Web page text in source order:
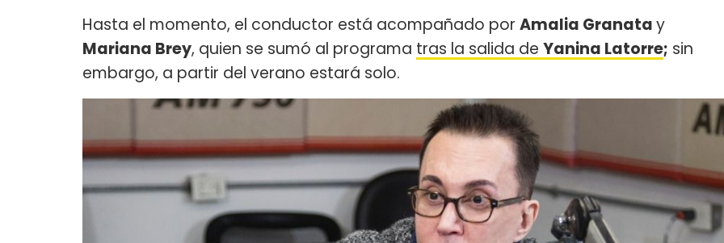
Hasta el momento, el conductor está acompañado por Amalia Granatay
Mariana Brey, quien se sumó al programa tras la salida de Yanina Latorre; sin
embargo, a partir del verano estará solo.